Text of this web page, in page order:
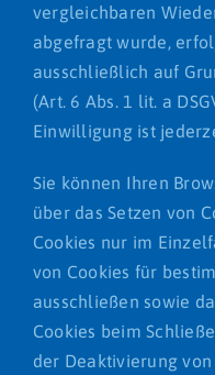
vergleichbaren
abgefragt wurde,
ausschließlich auf
(Art. 6 Abs. 1 lit. a
Einwilligung ist
Sie können Ihren
über das Setzen von
Cookies nur im
von Cookies für
ausschließen sowie
Cookies beim
der Deaktivierung